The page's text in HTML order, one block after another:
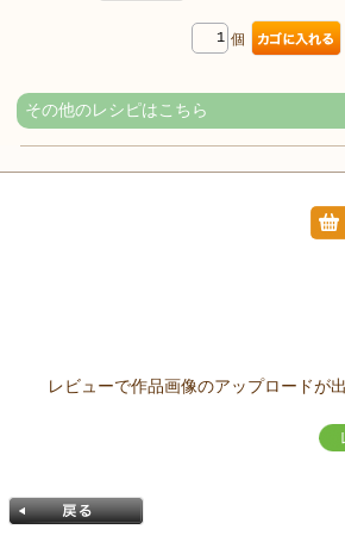
個
その他のレシピはこちら
レビューで作品画像のアップロードが